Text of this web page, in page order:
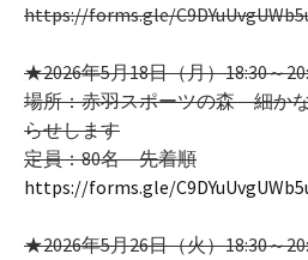
https://forms.gle/
★2026年5月18日（月）18:30～
場所：赤羽スポーツの森 細か
らせします
定員：80名 先着順
https://forms.gle/
★2026年5月26日（火）18:30～